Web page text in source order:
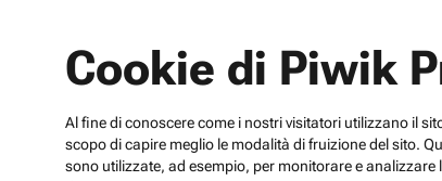
Cookie di Piwik
Al fine di conoscere come i nostri visitatori utilizzano il
scopo di capire meglio le modalità di fruizione del sito.
sono utilizzate, ad esempio, per monitorare e